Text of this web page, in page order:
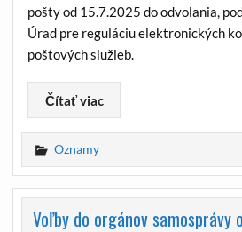
pošty od 15.7.2025 do odvolania,
Úrad pre reguláciu elektronických
poštových služieb.
Čítať viac
Oznamy
Voľby do orgánov samosprávy